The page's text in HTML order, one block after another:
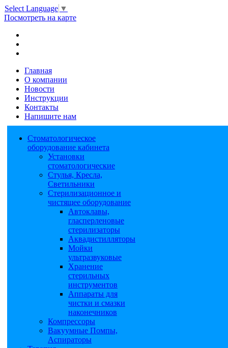
Select Language ▼
Посмотреть на карте
Главная
О компании
Новости
Инструкции
Контакты
Напишите нам
Стоматологическое
оборудование кабинета
Установки
стоматологические
Стулья, Кресла,
Светильники
Стерилизационное и
чистящее оборудование
Автоклавы,
гласперленовые
стерилизаторы
Аквадистилляторы
Мойки
ультразвуковые
Хранение
стерильных
инструментов
Аппараты для
чистки и смазки
наконечников
Компрессоры
Вакуумные Помпы,
Аспираторы